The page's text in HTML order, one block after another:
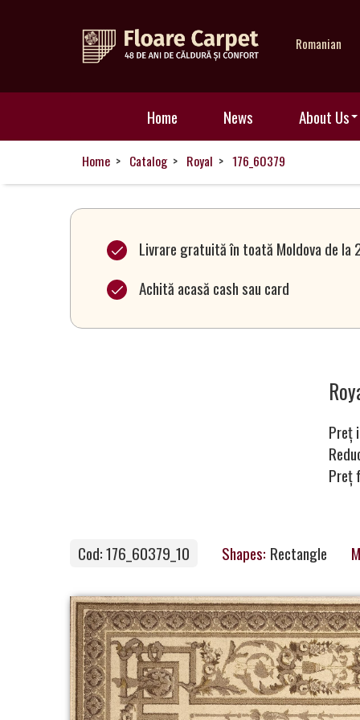
Romanian
Home News About Us
Home
Become
Partner
Home Catalog Royal 176_60379
Livrare gratuită în toată Moldova de la
Achită acasă cash sau card
Preț
Preț
Cod: 176_60379_10 Shapes: Rectangle